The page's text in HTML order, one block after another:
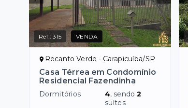
Ref.:315 VENDA
Recanto Verde - Carapicuíba/SP
Casa Térrea em Condomínio
Residencial Fazendinha
Dormitórios 4, sendo2
suítes